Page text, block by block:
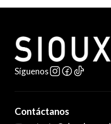
Síguenos
Contáctanos